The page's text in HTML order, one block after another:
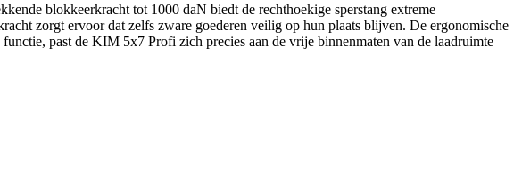
blokkeerkracht tot 1000 daN biedt de rechthoekige sperstang extreme
zorgt ervoor dat zelfs zware goederen veilig op hun plaats blijven. De ergonomische
past de KIM 5x7 Profi zich precies aan de vrije binnenmaten van de laadruimte